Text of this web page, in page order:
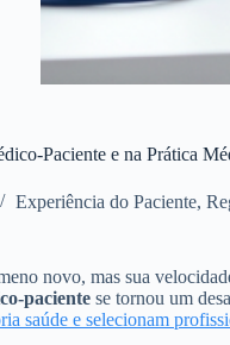
Paciente e na Prática
Experiência do Paciente,
novo, mas sua
paciente se tornou um
saúde e selecionam